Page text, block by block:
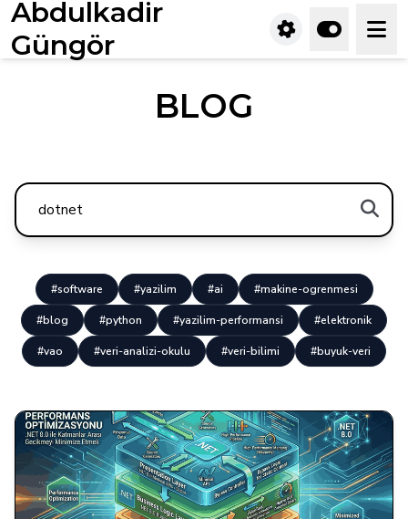
Abdulkadir
Güngör
BLOG
#software #yazilim #ai #makine-ogrenmesi
#blog #python #yazilim-performansi #elektronik
#vao #veri-analizi-okulu #veri-bilimi #buyuk-veri